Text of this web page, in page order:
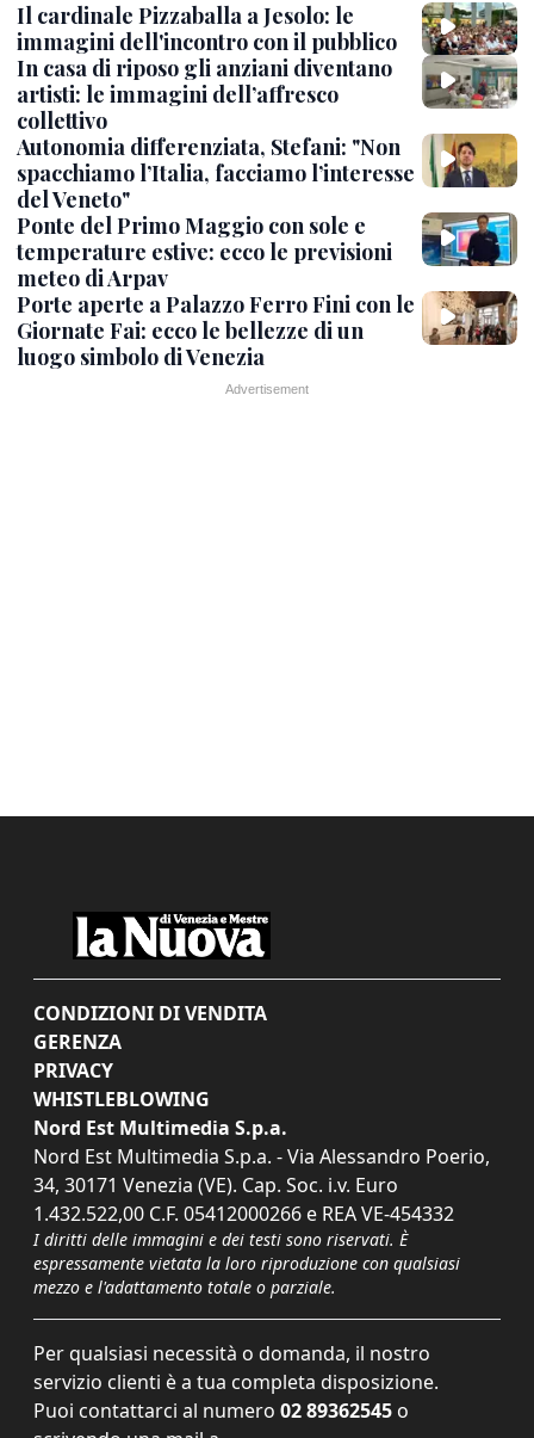
Il cardinale Pizzaballa a Jesolo: le
immagini dell'incontro con il pubblico
In casa di riposo gli anziani diventano
artisti: le immagini dell’affresco
collettivo
Autonomia differenziata, Stefani: "Non
spacchiamo l’Italia, facciamo l’interesse
del Veneto"
Ponte del Primo Maggio con sole e
temperature estive: ecco le previsioni
meteo di Arpav
Porte aperte a Palazzo Ferro Fini con le
Giornate Fai: ecco le bellezze di un
luogo simbolo di Venezia
CONDIZIONI DI VENDITA
GERENZA
PRIVACY
WHISTLEBLOWING
Nord Est Multimedia S.p.a.
Nord Est Multimedia S.p.a. - Via Alessandro Poerio,
34, 30171 Venezia (VE). Cap. Soc. i.v. Euro
1.432.522,00 C.F. 05412000266 e REA VE-454332
I diritti delle immagini e dei testi sono riservati. È
espressamente vietata la loro riproduzione con qualsiasi
mezzo e l'adattamento totale o parziale.
Per qualsiasi necessità o domanda, il nostro
servizio clienti è a tua completa disposizione.
Puoi contattarci al numero 02 89362545 o